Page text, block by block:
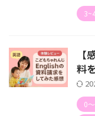
料
0